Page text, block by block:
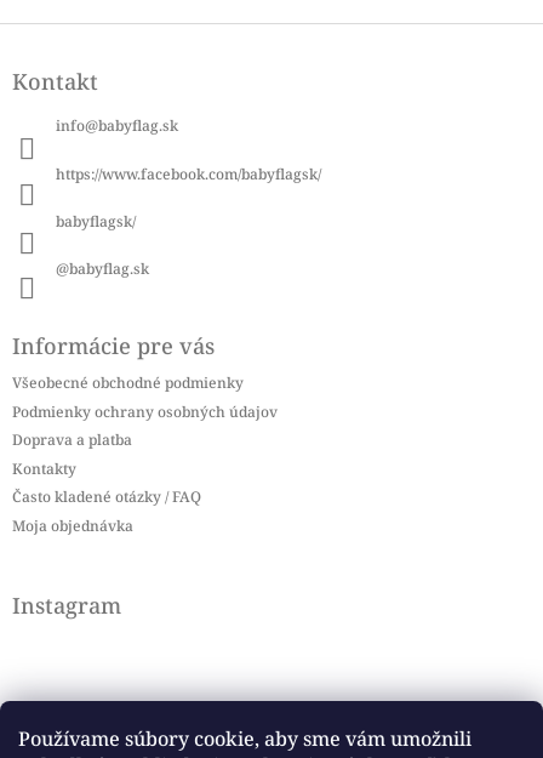
Používame súbory cookie, aby sme vám umožnili
pKontakt
info@babyflag.sk
https://www.facebook.com/babyflagsk/
babyflagsk/
@babyflag.sk
Informácie pre vás
Všeobecné obchodné podmienky
Podmienky ochrany osobných údajov
Doprava a platba
Kontakty
Často kladené otázky / FAQ
Moja objednávka
Instagram